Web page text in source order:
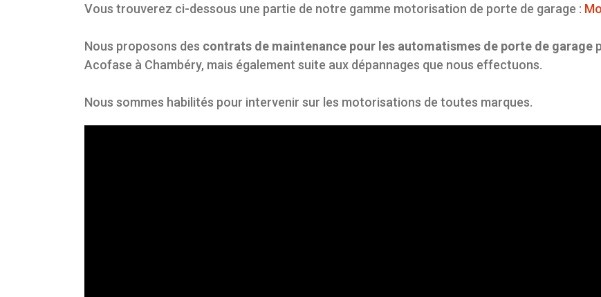
Vous trouverez ci-dessous une partie de notre gamme motorisation de porte de garage :
Nous proposons des contrats de maintenance pour les automatismes de porte de garage
Acofase à Chambéry, mais également suite aux dépannages que nous effectuons.
Nous sommes habilités pour intervenir sur les motorisations de toutes marques.